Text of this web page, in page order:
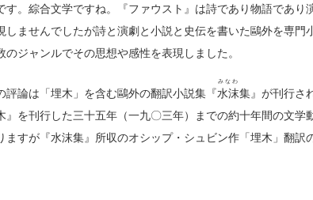
す。綜合文学ですね。『ファウスト』は詩であり物語であ
しませんでしたが詩と演劇と小説と史伝を書いた鷗外を専
ジャンルでその思想や感性を表現しました。
論は「埋木」を含む鷗外の翻訳小説集『水沫
みなわ
集』が刊行さ
』を刊行した三十五年（一九〇三年）までの約十年間の文
ますが『水沫集』所収のオシップ・シュビン作「埋木」翻訳